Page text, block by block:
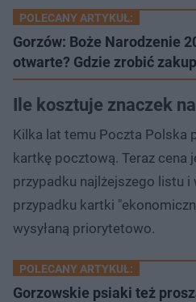
POLECANY ARTYKUŁ:
Gorzów: Boże Narodzenie
otwarte? Gdzie zrobić
Ile kosztuje znaczek
Kilka lat temu Poczta Polska
kartkę pocztową. Teraz cena
przypadku najlżejszego listu i
przypadku kartki
wysyłaną priorytetowo.
POLECANY ARTYKUŁ:
Gorzowskie psiaki też